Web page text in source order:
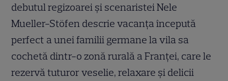
debutul regizoarei și scenaristei Nele
Mueller-Stöfen descrie vacanța începută
perfect a unei familii germane la vila sa
cochetă dintr-o zonă rurală a Franței, care le
rezervă tuturor veselie, relaxare și delicii